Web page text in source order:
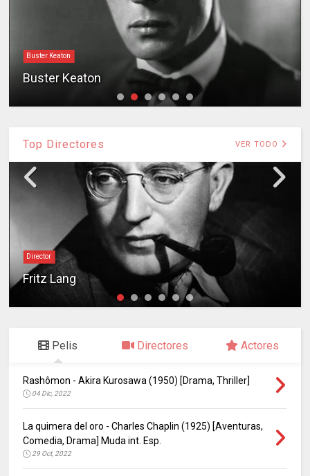
Buster Keaton
Buster Keaton
Top Directores VER TODO
Director
Fritz Lang
Pelis Directores Actores
Rashômon - Akira Kurosawa (1950) [Drama, Thriller]
04 Dic, 2022
La quimera del oro - Charles Chaplin (1925) [Aventuras,
Comedia, Drama] Muda int. Esp.
29 Oct, 2022